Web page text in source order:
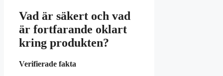
Vad är säkert och vad
är fortfarande oklart
kring produkten?
Verifierade fakta